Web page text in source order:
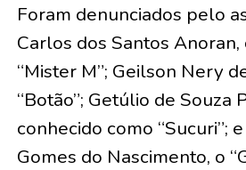
Foram denunciados pelo
Carlos dos Santos
“Mister M”; Geilson Nery
“Botão”; Getúlio de Souza
conhecido como “Sucuri”;
Gomes do Nascimento, o